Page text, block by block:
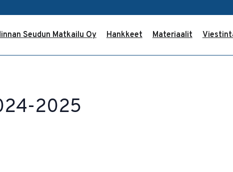
Seudun Matkailu Oy Hankkeet Materiaalit
2025